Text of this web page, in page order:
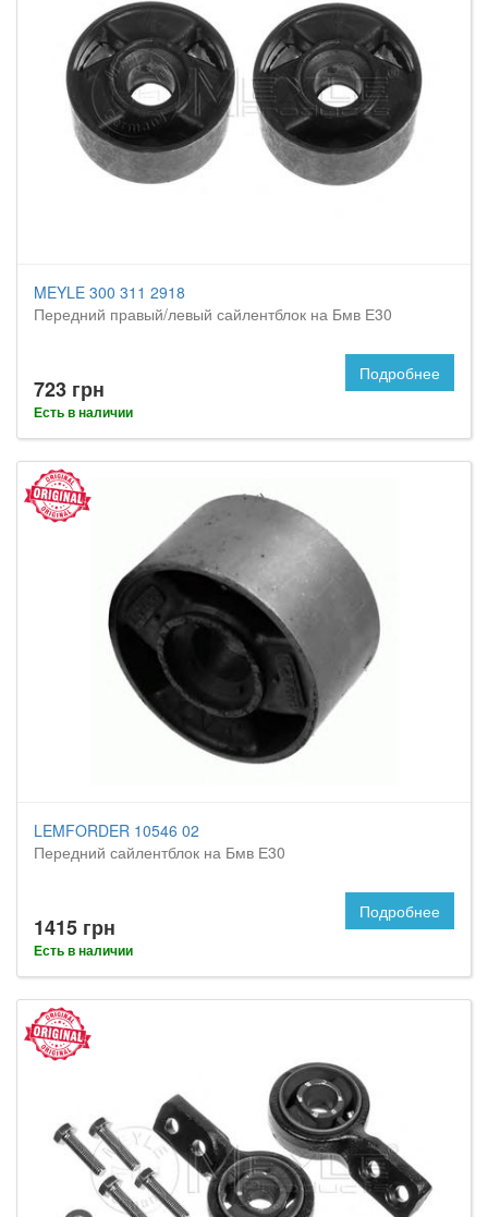
MEYLE 300 311 2918
Передний правый/левый сайлентблок на Бмв Е30
723 грн
Есть в наличии
Подробнее
LEMFORDER 10546 02
Передний сайлентблок на Бмв Е30
1415 грн
Есть в наличии
Подробнее